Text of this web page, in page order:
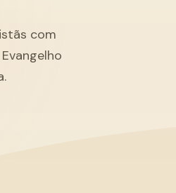
com